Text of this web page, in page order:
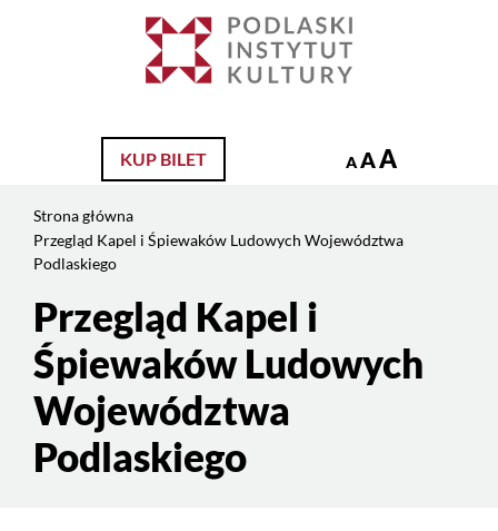
Województwa
Podlaskiego
KUP BILET A AA
Strona główna
Przegląd Kapel i Śpiewaków Ludowych Województwa
Podlaskiego
Treść
stronyPrzegląd Kapel i
Śpiewaków Ludowych
Województwa
Podlaskiego